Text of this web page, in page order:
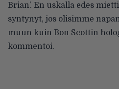
Brian’. En uskalla edes
syntynyt, jos olisimme
muun kuin Bon Scottin
kommentoi.